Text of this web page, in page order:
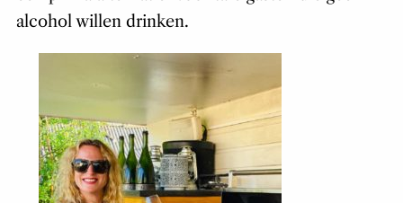
een prima alternatief voor tafelgasten die geen